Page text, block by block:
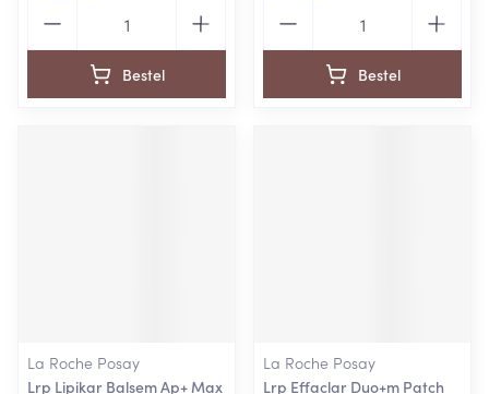
Bestel Bestel
La Roche Posay
Lrp Lipikar Balsem Ap+ Max
La Roche Posay
Lrp Effaclar Duo+m Patch